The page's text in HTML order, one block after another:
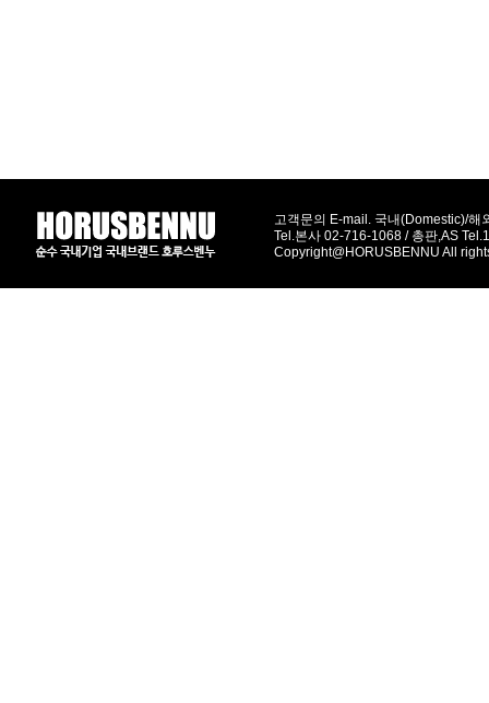
고객문의 E-mail. 국내(Domestic)/
Tel.본사 02-716-1068 / 총판,AS
Copyright@HORUSBENNU All